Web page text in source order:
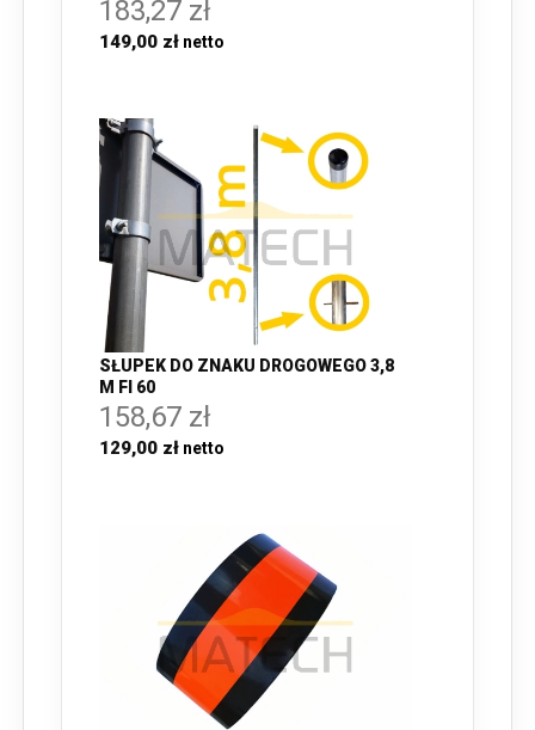
183,27 zł
149,00 zł
SŁUPEK DO ZNAKU DROGOWEGO 3,8
M FI 60
158,67 zł
129,00 zł